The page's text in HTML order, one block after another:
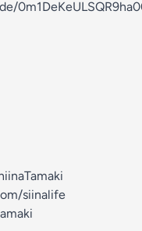
siinalife